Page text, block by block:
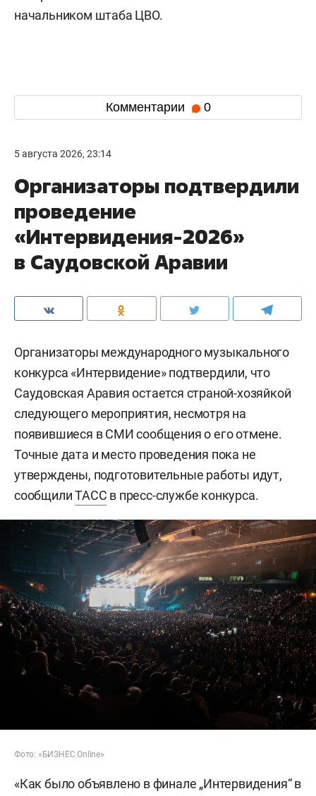
начальником штаба ЦВО.
Комментарии 0
5 августа 2026, 23:14
Организаторы подтвердили
проведение
«Интервидения-2026»
в Саудовской Аравии
Организаторы международного музыкального
конкурса «Интервидение» подтвердили, что
Саудовская Аравия остается страной-хозяйкой
следующего мероприятия, несмотря на
появившиеся в СМИ сообщения о его отмене.
Точные дата и место проведения пока не
утверждены, подготовительные работы идут,
сообщилиТАСС в пресс-службе конкурса.
Фото: «БИЗНЕС Online»
«Как было объявлено в финале „Интервидения“ в